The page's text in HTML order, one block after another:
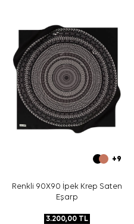
+9
Renkli 90X90 İpek Krep Saten
Eşarp
3.200,00TL